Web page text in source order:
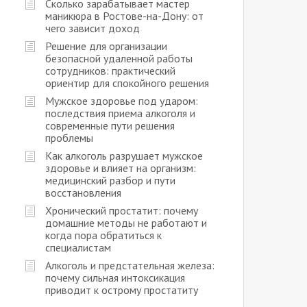
Сколько зарабатывает мастер
маникюра в Ростове-на-Дону: от
чего зависит доход
Решение для организации
безопасной удаленной работы
сотрудников: практический
ориентир для спокойного решения
Мужское здоровье под ударом:
последствия приема алкоголя и
современные пути решения
проблемы
Как алкоголь разрушает мужское
здоровье и влияет на организм:
медицинский разбор и пути
восстановления
Хронический простатит: почему
домашние методы не работают и
когда пора обратиться к
специалистам
Алкоголь и предстательная железа:
почему сильная интоксикация
приводит к острому простатиту